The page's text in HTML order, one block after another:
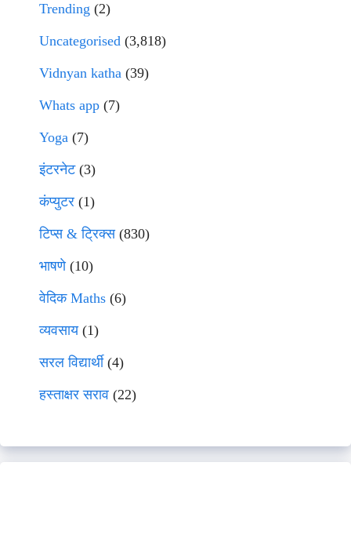
Trending (2)
Uncategorised (3,818)
Vidnyan katha (39)
Whats app (7)
Yoga (7)
इंटरनेट(3)
कंप्युटर (1)
टिप्स & ट्रिक्स(830)
भाषणे(10)
वेदिक Maths (6)
व्यवसाय(1)
सरल विद्यार्थी(4)
हस्ताक्षर सराव (22)